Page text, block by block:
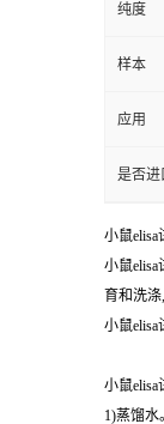
纯度
样本
应用
是否进
小鼠
小鼠
育和洗
小鼠elisa
小鼠
1)蒸馏水。